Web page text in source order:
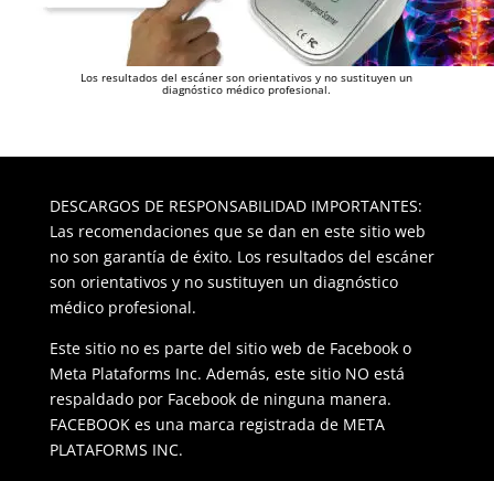
Los resultados del escáner son orientativos y no sustituyen un
diagnóstico médico profesional.
DESCARGOS DE RESPONSABILIDAD IMPORTANTES:
Las recomendaciones que se dan en este sitio web
no son garantía de éxito. Los resultados del escáner
son orientativos y no sustituyen un diagnóstico
médico profesional.
Este sitio no es parte del sitio web de Facebook o
Meta Plataforms Inc. Además, este sitio NO está
respaldado por Facebook de ninguna manera.
FACEBOOK es una marca registrada de META
PLATAFORMS INC.